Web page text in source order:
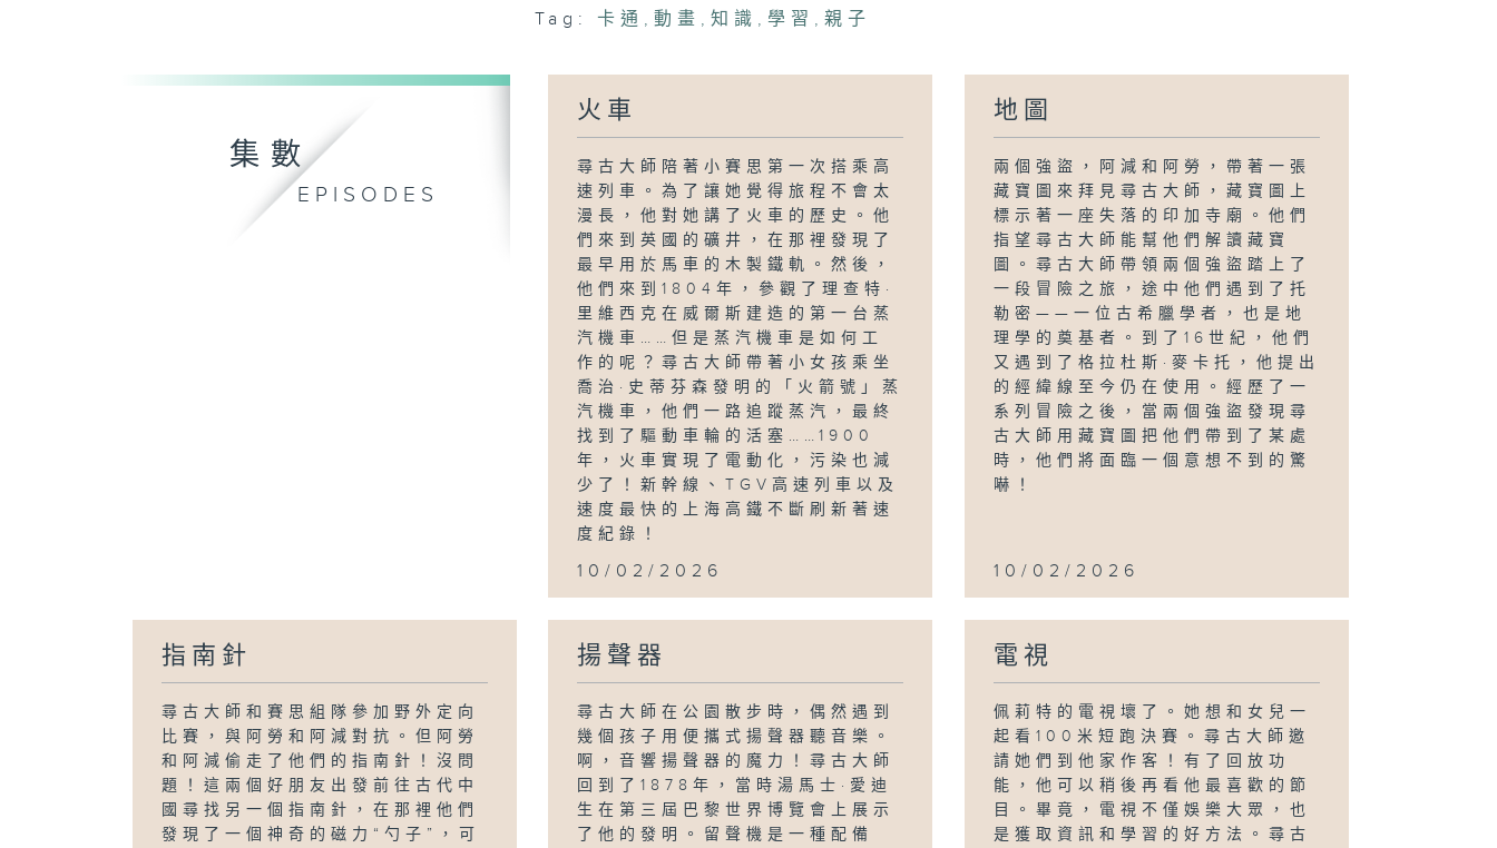
Tag:
卡通 ,動畫 ,知識 ,學習 ,親子
集數
EPISODES
火車
尋古大師陪著小賽思第一次搭乘高
速列車。為了讓她覺得旅程不會太
漫長，他對她講了火車的歷史。他
們來到英國的礦井，在那裡發現了
最早用於馬車的木製鐵軌。然後，
他們來到1804年，參觀了理查特·
里維西克在威爾斯建造的第一台蒸
汽機車……但是蒸汽機車是如何工
作的呢？尋古大師帶著小女孩乘坐
喬治·史蒂芬森發明的「火箭號」蒸
汽機車，他們一路追蹤蒸汽，最終
找到了驅動車輪的活塞……1900
年，火車實現了電動化，污染也減
少了！新幹線、TGV高速列車以及
速度最快的上海高鐵不斷刷新著速
度紀錄！
10/02/2026
地圖
兩個強盜，阿減和阿勞，帶著一張
藏寶圖來拜見尋古大師，藏寶圖上
標示著一座失落的印加寺廟。他們
指望尋古大師能幫他們解讀藏寶
圖。尋古大師帶領兩個強盜踏上了
一段冒險之旅，途中他們遇到了托
勒密——一位古希臘學者，也是地
理學的奠基者。到了16世紀，他們
又遇到了格拉杜斯·麥卡托，他提出
的經緯線至今仍在使用。經歷了一
系列冒險之後，當兩個強盜發現尋
古大師用藏寶圖把他們帶到了某處
時，他們將面臨一個意想不到的驚
嚇！
10/02/2026
指南針
尋古大師和賽思組隊參加野外定向
比賽，與阿勞和阿減對抗。但阿勞
和阿減偷走了他們的指南針！沒問
題！這兩個好朋友出發前往古代中
國尋找另一個指南針，在那裡他們
發現了一個神奇的磁力“勺子”，可
揚聲器
尋古大師在公園散步時，偶然遇到
幾個孩子用便攜式揚聲器聽音樂。
啊，音響揚聲器的魔力！尋古大師
回到了1878年，當時湯馬士·愛迪
生在第三屆巴黎世界博覽會上展示
了他的發明。留聲機是一種配備
電視
佩莉特的電視壞了。她想和女兒一
起看100米短跑決賽。尋古大師邀
請她們到他家作客！有了回放功
能，他可以稍後再看他最喜歡的節
目。畢竟，電視不僅娛樂大眾，也
是獲取資訊和學習的好方法。尋古